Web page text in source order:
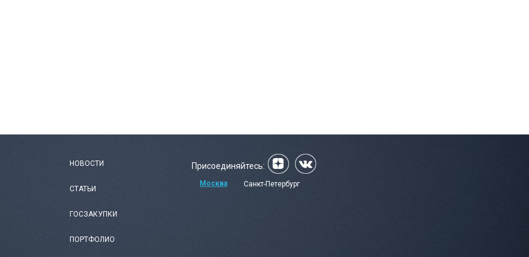
НОВОСТИ
СТАТЬИ
ГОСЗАКУПКИ
ПОРТФОЛИО
Присоединяйтесь:
Москва Санкт-Петербург